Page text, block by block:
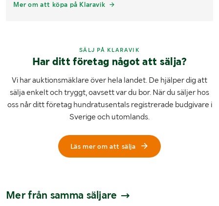
Mer om att köpa på Klaravik
SÄLJ PÅ KLARAVIK
Har ditt företag något att sälja?
Vi har auktionsmäklare över hela landet. De hjälper dig att
sälja enkelt och tryggt, oavsett var du bor. När du säljer hos
oss når ditt företag hundratusentals registrerade budgivare i
Sverige och utomlands.
Läs mer om att sälja
Mer från samma säljare